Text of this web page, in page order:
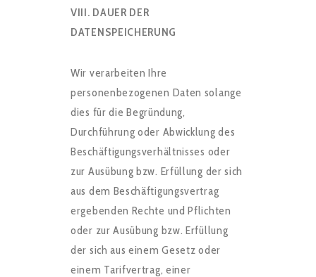
VIII. DAUER DER
DATENSPEICHERUNG
Wir verarbeiten Ihre
personenbezogenen Daten solange
dies für die Begründung,
Durchführung oder Abwicklung des
Beschäftigungsverhältnisses oder
zur Ausübung bzw. Erfüllung der sich
aus dem Beschäftigungsvertrag
ergebenden Rechte und Pflichten
oder zur Ausübung bzw. Erfüllung
der sich aus einem Gesetz oder
einem Tarifvertrag, einer